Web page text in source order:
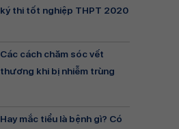
ký thi tốt nghiệp THPT 2020
Các cách chăm sóc vết
thương khi bị nhiễm trùng
Hay mắc tiểu là bệnh gì? Có